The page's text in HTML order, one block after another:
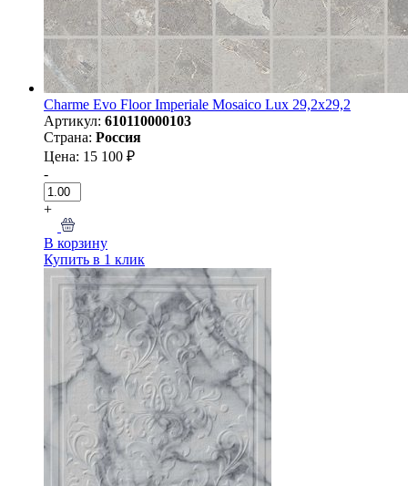
Charme Evo Floor Imperiale Mosaico Lux 29,2х29,2
Артикул: 610110000103
Страна: Россия
Цена: 15 100 ₽
-
+
В корзину
Купить в 1 клик